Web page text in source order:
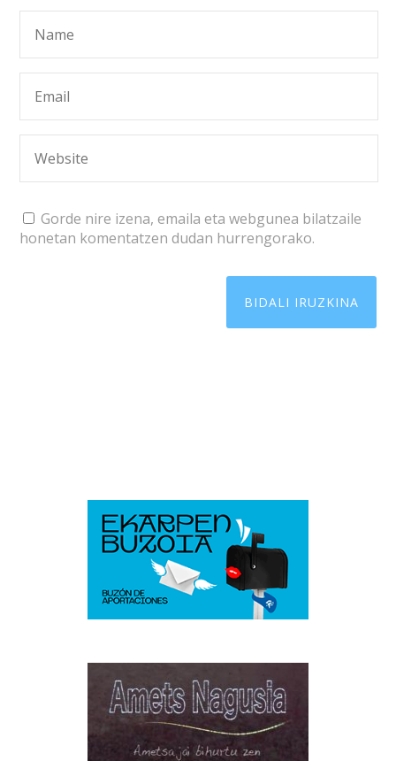
Gorde nire izena, emaila eta webgunea bilatzaile
honetan komentatzen dudan hurrengorako.